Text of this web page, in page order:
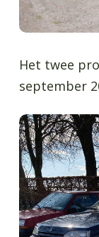
Het twee
september